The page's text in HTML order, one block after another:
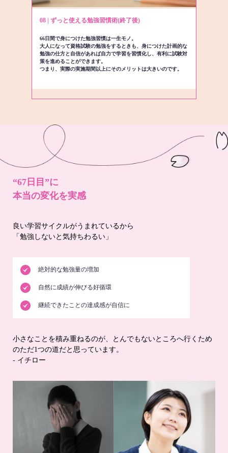
08 | ずっと使える勉強習慣術(終了後)
66日間で身につけた勉強習慣は一生モノ。
大人になって資格試験の勉強をするときも、身につけた計画的な
勉強の仕方と自信があれば自力で学習を習慣化し、有利に試験対
策を進めることができます。
つまり、実際の実施期間以上にそのメリットは大きいのです。
“67日目”に
本当の変化を実感
良い学習サイクルがうまれているから
「勉強しないと気持ちわるい」
絶対的な勉強量の増加
自然に成績が伸びる好循環
継続できたことの達成感が自信に
小さなことを積み重ねるのが、とんでもないところへ行くため
のただ1つの道だと思っています。
- イチロー